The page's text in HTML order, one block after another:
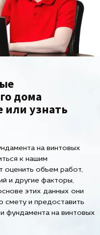
дома
или узнать
на винтовых
к нашим
оценить объем работ,
и другие факторы,
этих данных они
смету и предоставить
фундамента на винтовых